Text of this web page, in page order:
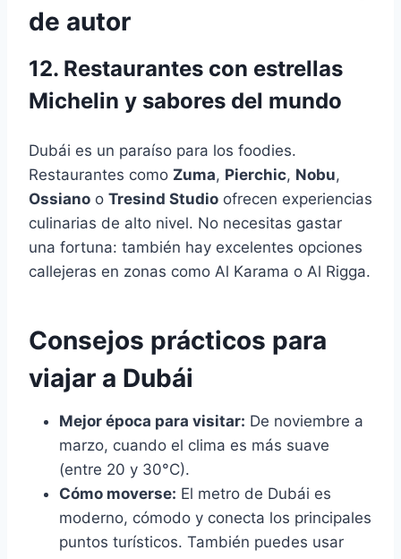
de autor
12. Restaurantes con estrellas
Michelin y sabores del mundo
Dubái es un paraíso para los foodies.
Restaurantes como Zuma, Pierchic, Nobu,
Ossiano o Tresind Studio ofrecen experiencias
culinarias de alto nivel. No necesitas gastar
una fortuna: también hay excelentes opciones
callejeras en zonas como Al Karama o Al Rigga.
Consejos prácticos para
viajar a Dubái
Mejor época para visitar: De noviembre a
marzo, cuando el clima es más suave
(entre 20 y 30°C).
Cómo moverse: El metro de Dubái es
moderno, cómodo y conecta los principales
puntos turísticos. También puedes usar